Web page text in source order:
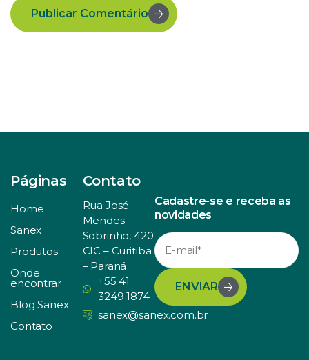
Publicar Comentário
Páginas
Home
Sanex
Produtos
Onde
encontrar
Blog Sanex
Contato
Contato
Rua José
Mendes
Sobrinho, 420
CIC – Curitiba
– Paraná
+55 41
3249 1874
sanex@sanex.com.br
Cadastre-se e receba as
novidades
ENVIAR